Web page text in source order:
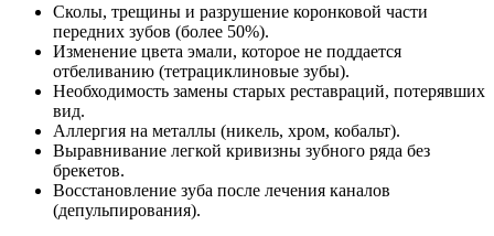
Сколы, трещины и разрушение коронковой части
передних зубов (более 50%).
Изменение цвета эмали, которое не поддается
отбеливанию (тетрациклиновые зубы).
Необходимость замены старых реставраций, потерявших
вид.
Аллергия на металлы (никель, хром, кобальт).
Выравнивание легкой кривизны зубного ряда без
брекетов.
Восстановление зуба после лечения каналов
(депульпирования).